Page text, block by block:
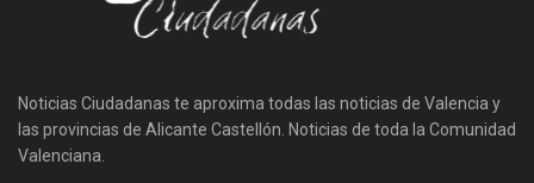
Noticias Ciudadanas te aproxima todas las noticias de Valencia y
las provincias de Alicante Castellón. Noticias de toda la Comunidad
Valenciana.